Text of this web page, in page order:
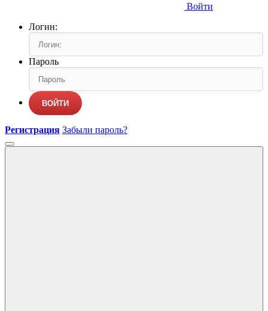
Войти
Логин:
Пароль
ВОЙТИ
Регистрация Забыли пароль?